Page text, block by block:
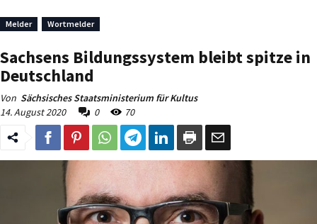
Melder Wortmelder
Sachsens Bildungssystem bleibt spitze in
Deutschland
Von Sächsisches Staatsministerium für Kultus
14. August 2020
0 70